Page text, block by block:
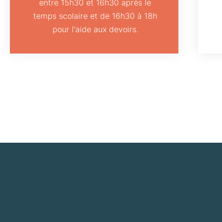
entre 15h30 et 16h30 après le
temps scolaire et de 16h30 à 18h
pour l'aide aux devoirs.